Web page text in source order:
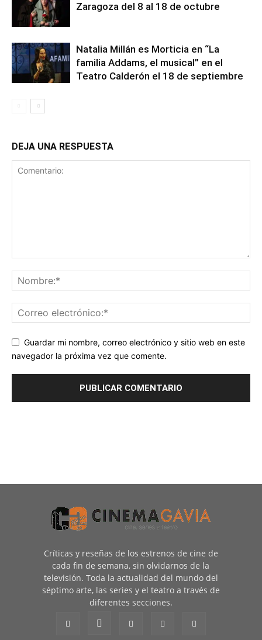
Zaragoza del 8 al 18 de octubre
Natalia Millán es Morticia en “La
familia Addams, el musical” en el
Teatro Calderón el 18 de septiembre
DEJA UNA RESPUESTA
Guardar mi nombre, correo electrónico y sitio web en este
navegador la próxima vez que comente.
Críticas y reseñas de los estrenos de cine de
cada fin de semana, sin olvidarnos de la
televisión. Toda la actualidad del mundo del
séptimo arte, las series y el teatro a través de
diferentes secciones.